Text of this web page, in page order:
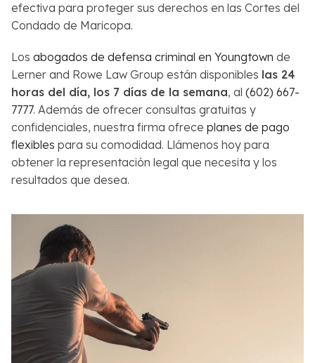
efectiva para proteger sus derechos en las Cortes del
Condado de Maricopa.
Los abogados de defensa criminal en Youngtown de
Lerner and Rowe Law Group están disponibles las 24
horas del día, los 7 días de la semana, al (602) 667-
7777. Además de ofrecer consultas gratuitas y
confidenciales, nuestra firma ofrece planes de pago
flexibles para su comodidad. Llámenos hoy para
obtener la representación legal que necesita y los
resultados que desea.